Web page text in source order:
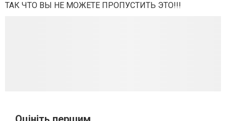
ТАК ЧТО ВЫ НЕ МОЖЕТЕ ПРОПУСТИТЬ ЭТО!!!